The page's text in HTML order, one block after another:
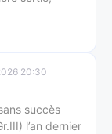
20:30
succès
l’an dernier